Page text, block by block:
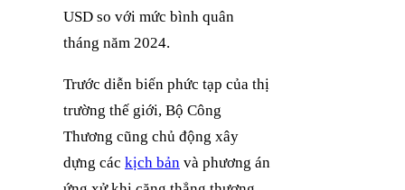
USD so với mức bình quân
tháng năm 2024.
Trước diễn biến phức tạp của thị
trường thế giới, Bộ Công
Thương cũng chủ động xây
dựng các kịch bản và phương án